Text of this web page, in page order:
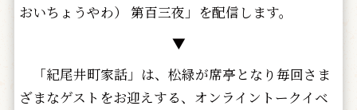
おいちょうやわ） 第百三夜」を配信します。
▼
「紀尾井町家話」は、松緑が席亭となり毎回さま
ざまなゲストをお迎えする、オンライントークイベ